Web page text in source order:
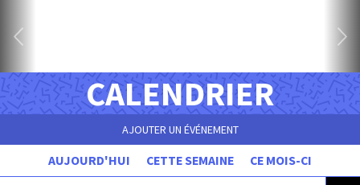
CALENDRIER
AJOUTER UN ÉVÉNEMENT
AUJOURD'HUI CETTE SEMAINE CE MOIS-CI